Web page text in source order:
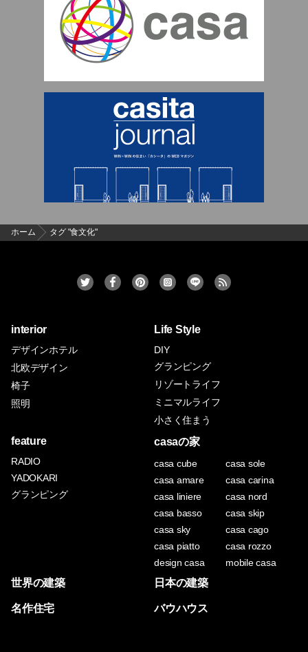
ホーム タグ "食文化"
interior
デザインホテル
北欧デザイン
椅子
照明
Life Style
DIY
グランピング
リゾートライフ
ミニマルライフ
小さく住まう
feature
RADIO
YADOKARI
グランピング
casaの家
casa cube
casa sole
casa amare
casa carina
casa liniere
casa nord
casa basso
casa skip
casa sky
casa cago
casa piatto
casa rozzo
design casa
mobile casa
世界の建築 日本の建築
名作住宅 バウハウス